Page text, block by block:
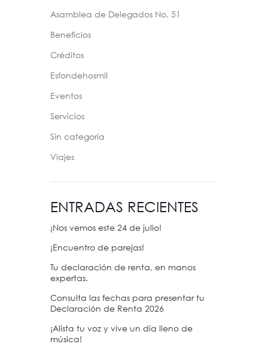
Asamblea de Delegados No. 51
Beneficios
Créditos
Esfondehosmil
Eventos
Servicios
Sin categoría
Viajes
ENTRADAS RECIENTES
¡Nos vemos este 24 de julio!
¡Encuentro de parejas!
Tu declaración de renta, en manos
expertas.
Consulta las fechas para presentar tu
Declaración de Renta 2026
¡Alista tu voz y vive un día lleno de
música!